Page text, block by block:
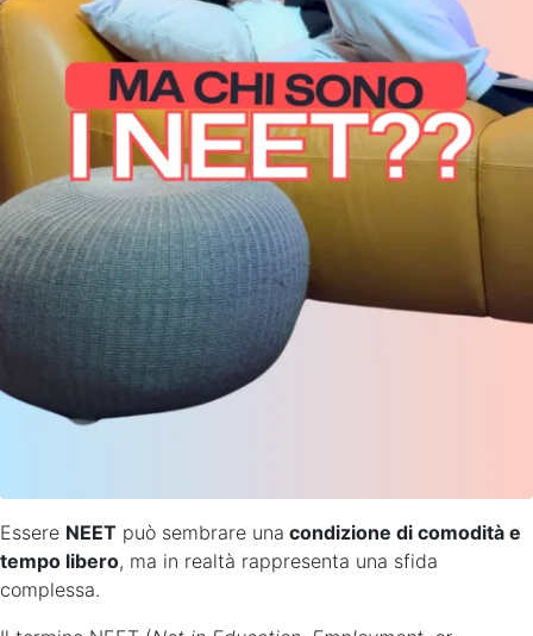
Essere NEET può sembrare una condizione di comodità e
tempo libero, ma in realtà rappresenta una sfida
complessa.